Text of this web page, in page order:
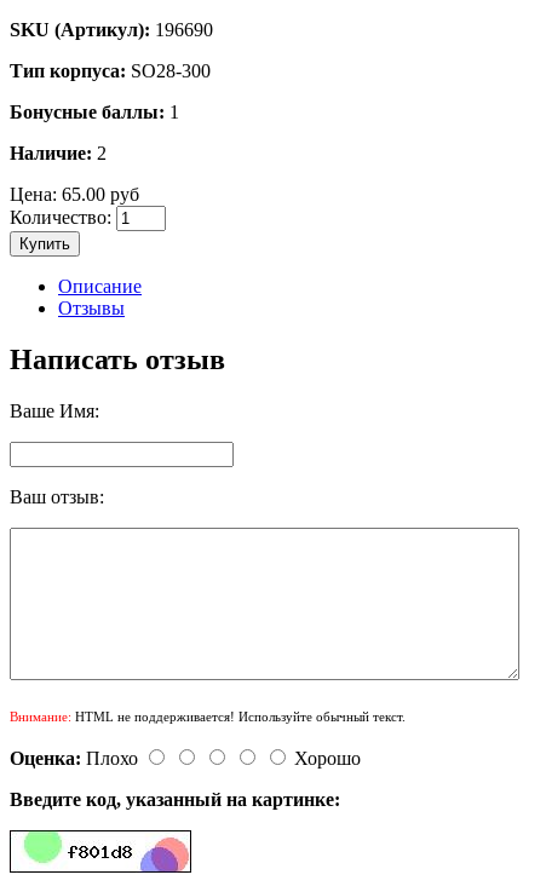
SKU (Артикул): 196690
Тип корпуса: SO28-300
Бонусные баллы: 1
Наличие: 2
Цена: 65.00 руб
Количество:
Купить
Описание
Отзывы
Написать отзыв
Ваше Имя:
Ваш отзыв:
Внимание: HTML не поддерживается! Используйте обычный текст.
Оценка: Плохо
Хорошо
Введите код, указанный на картинке: